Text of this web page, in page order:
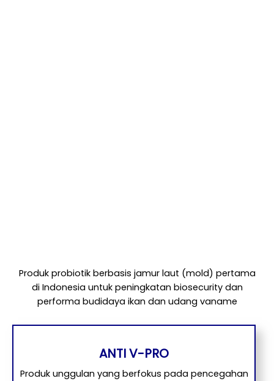
Produk probiotik berbasis jamur laut (mold) pertama
di Indonesia untuk peningkatan biosecurity dan
performa budidaya ikan dan udang vaname
ANTI V-PRO
Produk unggulan yang berfokus pada pencegahan